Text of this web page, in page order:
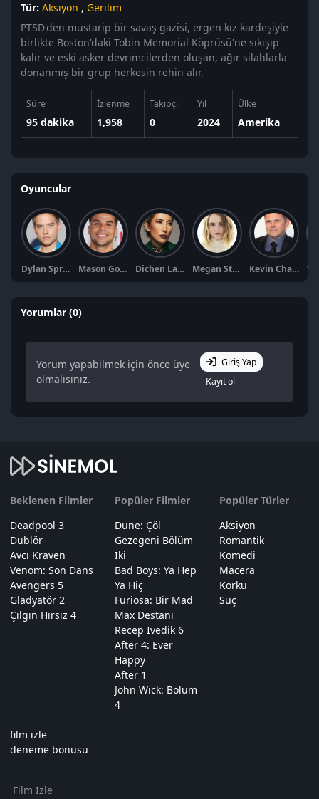
Tür: Aksiyon , Gerilim
PTSD'den mustarip bir savaş gazisi, ergen kız kardeşiyle
birlikte Boston'daki Tobin Memorial Köprüsü'ne sıkışıp
kalır ve eski asker devrimcilerden oluşan, ağır silahlarla
donanmış bir grup herkesin rehin alır.
Süre
95 dakika
İzlenme
1,958
Takipçi
0
Yıl
2024
Ülke
Amerika
Oyuncular
Dylan Sprouse Mason Gooding Dichen Lachman Megan Stott Kevin Chapman
Yorumlar (0)
Yorum yapabilmek için önce üye
olmalısınız.
Giriş Yap
Kayıt ol
Beklenen Filmler
Deadpool 3
Dublör
Avcı Kraven
Venom: Son Dans
Avengers 5
Gladyatör 2
Çılgın Hırsız 4
Popüler Filmler
Dune: Çöl
Gezegeni Bölüm
İki
Bad Boys: Ya Hep
Ya Hiç
Furiosa: Bir Mad
Max Destanı
Recep İvedik 6
After 4: Ever
Happy
After 1
John Wick: Bölüm
4
Popüler Türler
Aksiyon
Romantik
Komedi
Macera
Korku
Suç
film izle
deneme bonusu
Film İzle